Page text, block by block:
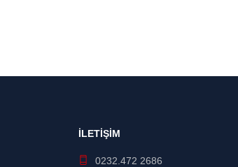
İLETİŞİM
0232.472 2686